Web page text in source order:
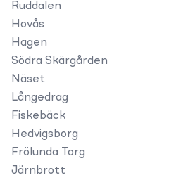
Ruddalen
Hovås
Hagen
Södra Skärgården
Näset
Långedrag
Fiskebäck
Hedvigsborg
Frölunda Torg
Järnbrott